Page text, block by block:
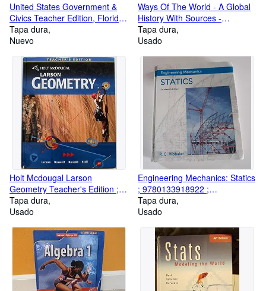
United States Government &
Civics Teacher Edition, Florida
Edition, Mcgraw Hill ;
9781266653605 ; 1266653600
Tapa dura
Nuevo
Ways Of The World - A Global
History With Sources -
Teacher's Edition (4th Edition) ;
9781319177553 ; 1319177557
Tapa dura
Usado
Holt Mcdougal Larson
Geometry Teacher's Edition ;
9780547315348 ; 0547315341
Tapa dura
Usado
Engineering Mechanics: Statics
; 9780133918922 ;
0133918920
Tapa dura
Usado